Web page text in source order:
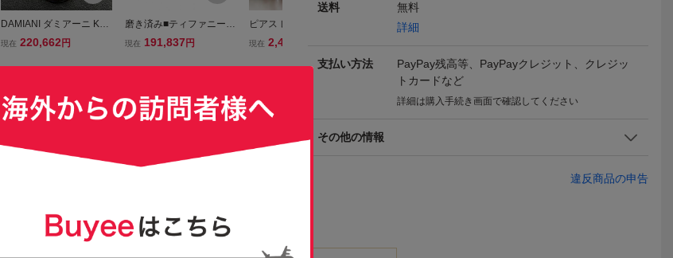
DAMIANI ダミアーニ K18
PG WG ダミアニッシマ
トゴールド ペンダント 50
現在 220,662 円
磨き済み■ティファニー TI
FFANY&Co. ピアス オリ
ヤモンド 1Pダイヤ 新品
現在 191,837 円
ピアス レディース スター
星 ピンクゴールド 18金 1
小さい 小さめ/ K18GP CZ
現在 2,464
ポンテヴェキオ ピアス ダ
ス/両耳/スタッド/一粒/CZ/
G
ド/両耳/ロ
送料
無料
詳細
支払い方法
PayPay残高等、PayPayクレジット、クレジッ
トカードなど
詳細は購入手続き画面で確認してください
その他の情報
違反商品の申告